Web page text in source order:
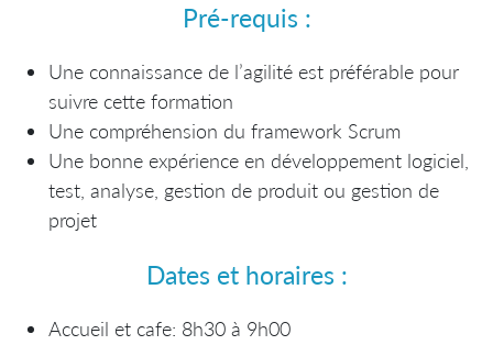
Pré-requis :
Une connaissance de l’agilité est préférable pour
suivre cette formation
Une compréhension du framework Scrum
Une bonne expérience en développement logiciel,
test, analyse, gestion de produit ou gestion de
projet
Dates et horaires :
Accueil et cafe: 8h30 à 9h00